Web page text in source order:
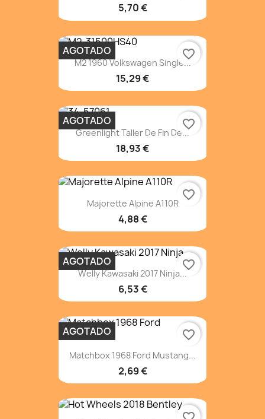
5,70 €
M2 1960 Volkswagen Single...
15,29 €
AGOTADO favorite_border
Greenlight Taller De Fin De...
18,93 €
AGOTADO favorite_border
Majorette Alpine A110R
4,88 €
favorite_border
Welly Kawasaki 2017 Ninja...
6,53 €
AGOTADO favorite_border
Matchbox 1968 Ford Mustang...
2,69 €
AGOTADO favorite_border